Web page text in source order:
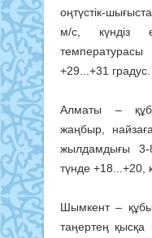
оңтүстік-
м/с, күндіз
+29...+31 градус.
Алматы –
жаңбыр,
жылдамдығы 3-
түнде +18...+20,
Шымкент –
таңертең қысқа